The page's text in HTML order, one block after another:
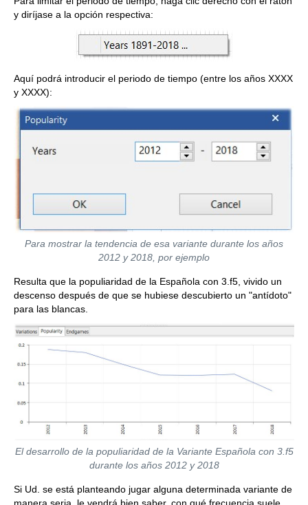
y diríjase a la opción respectiva:
Aquí podrá introducir el periodo de tiempo (entre los años XXXX
y XXXX):
Para mostrar la tendencia de esa variante durante los años
2012 y 2018, por ejemplo
Resulta que la populiaridad de la Española con 3.f5, vivido un
descenso después de que se hubiese descubierto un "antídoto"
para las blancas.
El desarrollo de la populiaridad de la Variante Española con 3.f5
durante los años 2012 y 2018
Si Ud. se está planteando jugar alguna determinada variante de
manera seria, le vendrá bien saber, con qué frecuencia suele